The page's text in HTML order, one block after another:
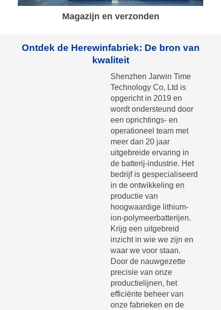
Magazijn en verzonden
Ontdek de Herewinfabriek: De bron van
kwaliteit
Shenzhen Jarwin Time
Technology Co, Ltd is
opgericht in 2019 en
wordt ondersteund door
een oprichtings- en
operationeel team met
meer dan 20 jaar
uitgebreide ervaring in
de batterij-industrie. Het
bedrijf is gespecialiseerd
in de ontwikkeling en
productie van
hoogwaardige lithium-
ion-polymeerbatterijen.
Krijg een uitgebreid
inzicht in wie we zijn en
waar we voor staan.
Door de nauwgezette
precisie van onze
productielijnen, het
efficiënte beheer van
onze fabrieken en de